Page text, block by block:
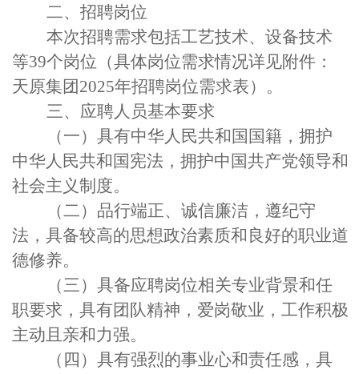
二、招聘岗位
本次招聘需求包括工艺技术、设备技术
等39个岗位 （具体岗位需求情况详见附件 ：
天原集团 2025年招聘岗位需求表） 。
三、应聘人员基本要求
（一）具有中华人民共和国国籍，拥护
中华人民共和国宪法，拥护中国共产党领导和
社会主义制度。
（二）品行端正、诚信廉洁，遵纪守
法，具备较高的思想政治素质和良好的职业道
德修养。
（三）具备应聘岗位相关专业背景和任
职要求 ，具有团队精神，爱岗敬业，工作积极
主动且亲和力强。
（四）具有强烈的事业心和责任感，具